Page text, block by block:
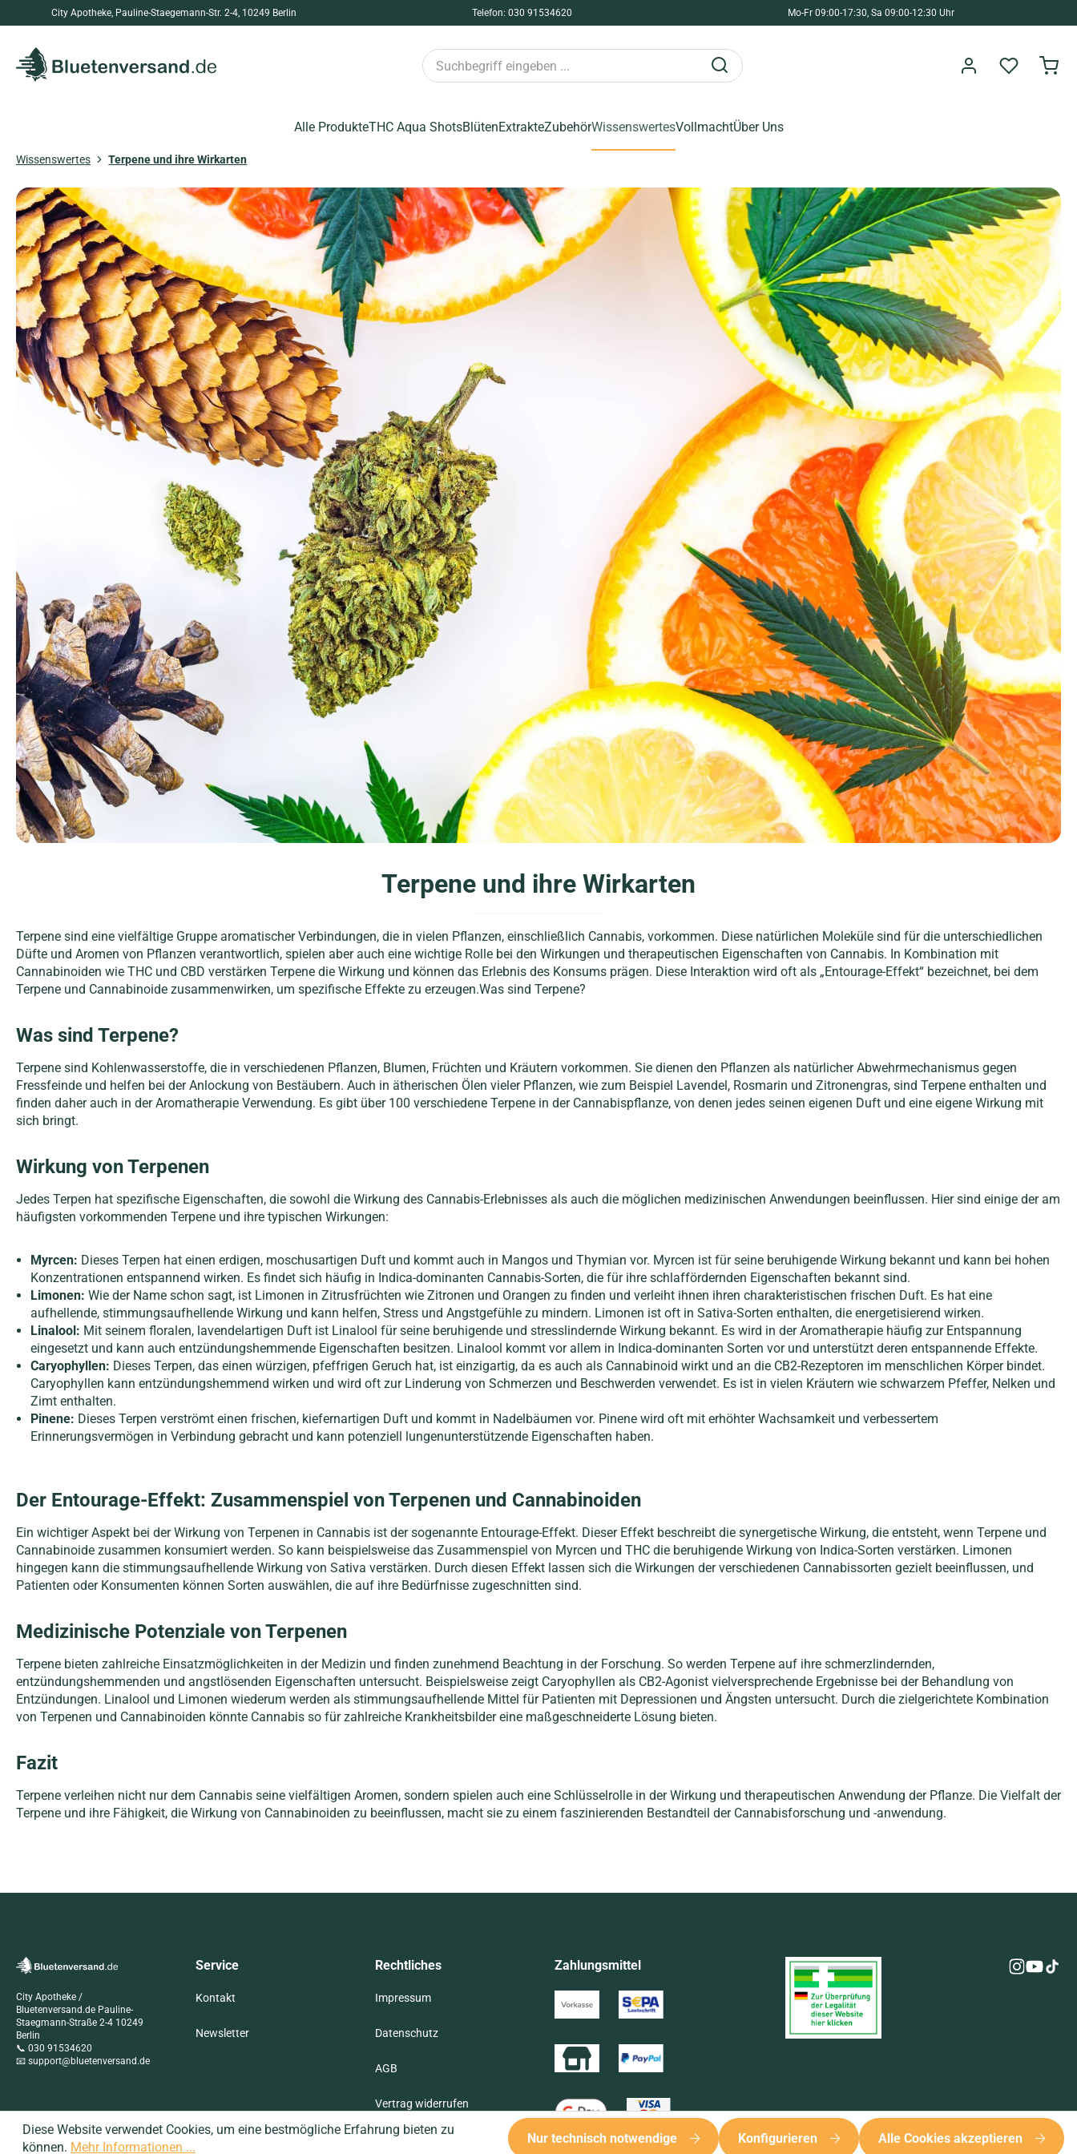
Zur Hauptnavigation springen
City Apotheke, Pauline-Staegemann-Str. 2-4, 10249 Berlin Telefon: 030 91534620 Mo-Fr 09:00-17:30, Sa 09:00-12:30 Uhr
Alle ProdukteTHC Aqua ShotsBlütenExtrakteZubehörWissenswertesVollmachtÜber Uns
Wissenswertes Terpene und ihre Wirkarten
Terpene und ihre Wirkarten
Terpene sind eine vielfältige Gruppe aromatischer Verbindungen, die in vielen Pflanzen, einschließlich Cannabis, vorkommen. Diese natürlichen Moleküle sind für die unterschiedlichen
Düfte und Aromen von Pflanzen verantwortlich, spielen aber auch eine wichtige Rolle bei den Wirkungen und therapeutischen Eigenschaften von Cannabis. In Kombination mit
Cannabinoiden wie THC und CBD verstärken Terpene die Wirkung und können das Erlebnis des Konsums prägen. Diese Interaktion wird oft als „Entourage-Effekt“ bezeichnet, bei dem
Terpene und Cannabinoide zusammenwirken, um spezifische Effekte zu erzeugen.Was sind Terpene?
Was sind Terpene?
Terpene sind Kohlenwasserstoffe, die in verschiedenen Pflanzen, Blumen, Früchten und Kräutern vorkommen. Sie dienen den Pflanzen als natürlicher Abwehrmechanismus gegen
Fressfeinde und helfen bei der Anlockung von Bestäubern. Auch in ätherischen Ölen vieler Pflanzen, wie zum Beispiel Lavendel, Rosmarin und Zitronengras, sind Terpene enthalten und
finden daher auch in der Aromatherapie Verwendung. Es gibt über 100 verschiedene Terpene in der Cannabispflanze, von denen jedes seinen eigenen Duft und eine eigene Wirkung mit
sich bringt.
Wirkung von Terpenen
Jedes Terpen hat spezifische Eigenschaften, die sowohl die Wirkung des Cannabis-Erlebnisses als auch die möglichen medizinischen Anwendungen beeinflussen. Hier sind einige der am
häufigsten vorkommenden Terpene und ihre typischen Wirkungen:
Myrcen: Dieses Terpen hat einen erdigen, moschusartigen Duft und kommt auch in Mangos und Thymian vor. Myrcen ist für seine beruhigende Wirkung bekannt und kann bei hohen
Konzentrationen entspannend wirken. Es findet sich häufig in Indica-dominanten Cannabis-Sorten, die für ihre schlaffördernden Eigenschaften bekannt sind.
Limonen: Wie der Name schon sagt, ist Limonen in Zitrusfrüchten wie Zitronen und Orangen zu finden und verleiht ihnen ihren charakteristischen frischen Duft. Es hat eine
aufhellende, stimmungsaufhellende Wirkung und kann helfen, Stress und Angstgefühle zu mindern. Limonen ist oft in Sativa-Sorten enthalten, die energetisierend wirken.
Linalool: Mit seinem floralen, lavendelartigen Duft ist Linalool für seine beruhigende und stresslindernde Wirkung bekannt. Es wird in der Aromatherapie häufig zur Entspannung
eingesetzt und kann auch entzündungshemmende Eigenschaften besitzen. Linalool kommt vor allem in Indica-dominanten Sorten vor und unterstützt deren entspannende Effekte.
Caryophyllen: Dieses Terpen, das einen würzigen, pfeffrigen Geruch hat, ist einzigartig, da es auch als Cannabinoid wirkt und an die CB2-Rezeptoren im menschlichen Körper bindet.
Caryophyllen kann entzündungshemmend wirken und wird oft zur Linderung von Schmerzen und Beschwerden verwendet. Es ist in vielen Kräutern wie schwarzem Pfeffer, Nelken und
Zimt enthalten.
Pinene: Dieses Terpen verströmt einen frischen, kiefernartigen Duft und kommt in Nadelbäumen vor. Pinene wird oft mit erhöhter Wachsamkeit und verbessertem
Erinnerungsvermögen in Verbindung gebracht und kann potenziell lungenunterstützende Eigenschaften haben.
Der Entourage-Effekt: Zusammenspiel von Terpenen und Cannabinoiden
Ein wichtiger Aspekt bei der Wirkung von Terpenen in Cannabis ist der sogenannte Entourage-Effekt. Dieser Effekt beschreibt die synergetische Wirkung, die entsteht, wenn Terpene und
Cannabinoide zusammen konsumiert werden. So kann beispielsweise das Zusammenspiel von Myrcen und THC die beruhigende Wirkung von Indica-Sorten verstärken. Limonen
hingegen kann die stimmungsaufhellende Wirkung von Sativa verstärken. Durch diesen Effekt lassen sich die Wirkungen der verschiedenen Cannabissorten gezielt beeinflussen, und
Patienten oder Konsumenten können Sorten auswählen, die auf ihre Bedürfnisse zugeschnitten sind.
Medizinische Potenziale von Terpenen
Terpene bieten zahlreiche Einsatzmöglichkeiten in der Medizin und finden zunehmend Beachtung in der Forschung. So werden Terpene auf ihre schmerzlindernden,
entzündungshemmenden und angstlösenden Eigenschaften untersucht. Beispielsweise zeigt Caryophyllen als CB2-Agonist vielversprechende Ergebnisse bei der Behandlung von
Entzündungen. Linalool und Limonen wiederum werden als stimmungsaufhellende Mittel für Patienten mit Depressionen und Ängsten untersucht. Durch die zielgerichtete Kombination
von Terpenen und Cannabinoiden könnte Cannabis so für zahlreiche Krankheitsbilder eine maßgeschneiderte Lösung bieten.
Fazit
Terpene verleihen nicht nur dem Cannabis seine vielfältigen Aromen, sondern spielen auch eine Schlüsselrolle in der Wirkung und therapeutischen Anwendung der Pflanze. Die Vielfalt der
Terpene und ihre Fähigkeit, die Wirkung von Cannabinoiden zu beeinflussen, macht sie zu einem faszinierenden Bestandteil der Cannabisforschung und -anwendung.
City Apotheke /
Bluetenversand.de Pauline-
Staegmann-Straße 2-4 10249
Berlin
📞 030 91534620
📧 support@bluetenversand.de
Service
Kontakt
Newsletter
Rechtliches
Impressum
Datenschutz
AGB
Vertrag widerrufen
Zahlungsmittel
Diese Website verwendet Cookies, um eine bestmögliche Erfahrung bieten zu
können. Mehr Informationen ...
Nur technisch notwendige Konfigurieren Alle Cookies akzeptieren